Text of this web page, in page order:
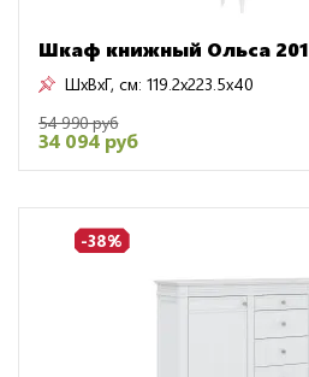
Шкаф книжный Ольса
ШxВxГ, см: 119.2x223.5x40
54 990 руб
34 094 руб
-38%